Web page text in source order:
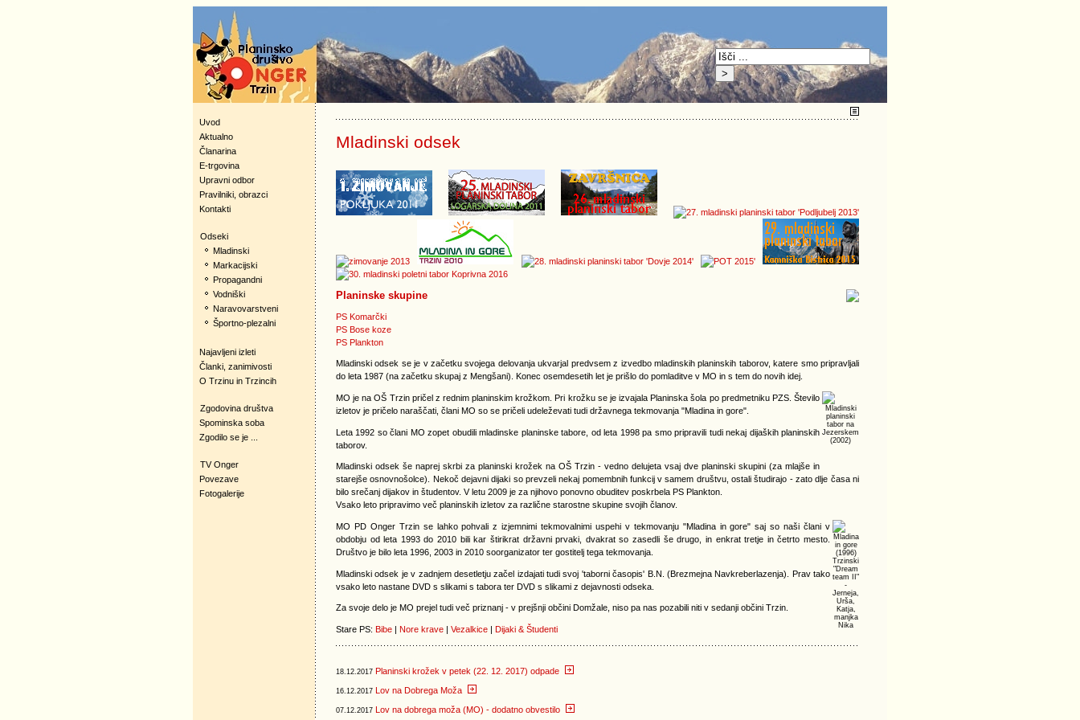
Uvod
Aktualno
Članarina
E-trgovina
Upravni odbor
Pravilniki, obrazci
Kontakti
Odseki
Mladinski
Markacijski
Propagandni
Vodniški
Naravovarstveni
Športno-plezalni
Najavljeni izleti
Članki, zanimivosti
O Trzinu in Trzincih
Zgodovina društva
Spominska soba
Zgodilo se je ...
TV Onger
Povezave
Fotogalerije
Mladinski odsek
Planinske skupine
PS Komarčki
PS Bose koze
PS Plankton
Mladinski odsek se je v začetku svojega delovanja ukvarjal predvsem z izvedbo mladinskih planinskih taborov, katere smo pripravljali
do leta 1987 (na začetku skupaj z Mengšani). Konec osemdesetih let je prišlo do pomladitve v MO in s tem do novih idej.
Mladinski
planinski
tabor na
Jezerskem
(2002)
MO je na OŠ Trzin pričel z rednim planinskim krožkom. Pri krožku se je izvajala Planinska šola po predmetniku PZS. Število
izletov je pričelo naraščati, člani MO so se pričeli udeleževati tudi državnega tekmovanja "Mladina in gore".
Leta 1992 so člani MO zopet obudili mladinske planinske tabore, od leta 1998 pa smo pripravili tudi nekaj dijaških planinskih
taborov.
Mladinski odsek še naprej skrbi za planinski krožek na OŠ Trzin - vedno delujeta vsaj dve planinski skupini (za mlajše in
starejše osnovnošolce). Nekoč dejavni dijaki so prevzeli nekaj pomembnih funkcij v samem društvu, ostali študirajo - zato dlje časa ni
bilo srečanj dijakov in študentov. V letu 2009 je za njihovo ponovno obuditev poskrbela PS Plankton.
Vsako leto pripravimo več planinskih izletov za različne starostne skupine svojih članov.
Mladina
in gore
(1996)
Trzinski
"Dream
team II"
-
Jerneja,
Urša,
Katja,
manjka
Nika
MO PD Onger Trzin se lahko pohvali z izjemnimi tekmovalnimi uspehi v tekmovanju "Mladina in gore" saj so naši člani v
obdobju od leta 1993 do 2010 bili kar štirikrat državni prvaki, dvakrat so zasedli še drugo, in enkrat tretje in četrto mesto.
Društvo je bilo leta 1996, 2003 in 2010 soorganizator ter gostitelj tega tekmovanja.
Mladinski odsek je v zadnjem desetletju začel izdajati tudi svoj 'taborni časopis' B.N. (Brezmejna Navkreberlazenja). Prav tako
vsako leto nastane DVD s slikami s tabora ter DVD s slikami z dejavnosti odseka.
Za svoje delo je MO prejel tudi več priznanj - v prejšnji občini Domžale, niso pa nas pozabili niti v sedanji občini Trzin.
Stare PS: Bibe | Nore krave | Vezalkice | Dijaki & Študenti
18.12.2017 Planinski krožek v petek (22. 12. 2017) odpade
16.12.2017 Lov na Dobrega Moža
07.12.2017 Lov na dobrega moža (MO) - dodatno obvestilo